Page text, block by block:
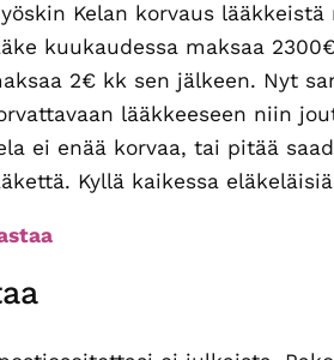
Kelan korvaus
kuukaudessa maksaa
2€ kk sen jälkeen. Nyt
lääkkeeseen niin
ei enää korvaa, tai pitää
Kyllä kaikessa